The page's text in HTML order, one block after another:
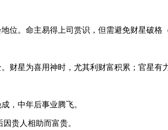
位。命主易得上司赏识，但需避免财星破格
财星为喜用神时，尤其利财富积累；官星有
，中年后事业腾飞。
贵人相助而富贵。